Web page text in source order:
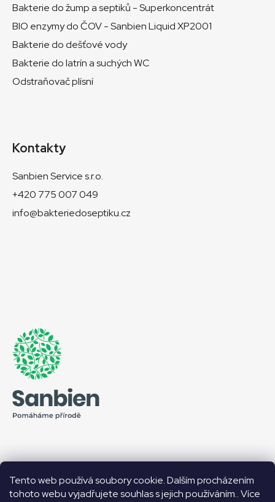
Tento web používá soubory cookie. Dalším procházením
tohoto webu vyjadřujete souhlas s jejich používáním.. Více
Bakterie do žump a septiků - Superkoncentrát
BIO enzymy do ČOV - Sanbien Liquid XP2001
Bakterie do dešťové vody
Bakterie do latrín a suchých WC
Odstraňovač plísní
Kontakty
Sanbien Service s.r.o.
+420 775 007 049
info@bakteriedoseptiku.cz
Facebook